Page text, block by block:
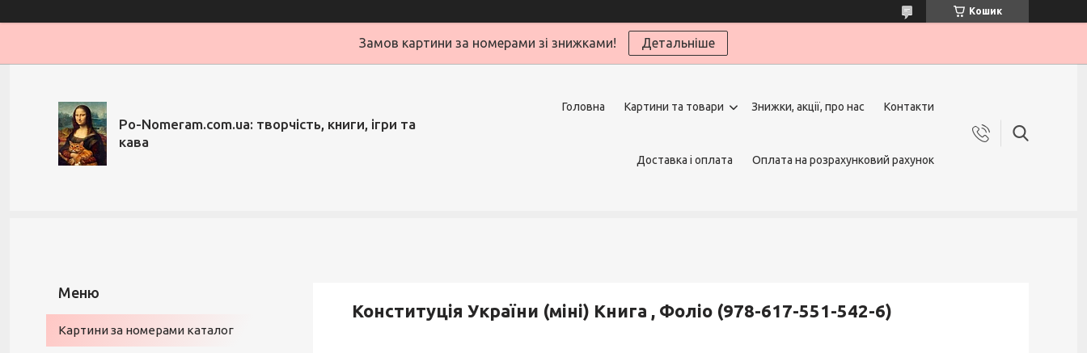
Кошик
Замов картини за номерами зі знижками! Детальніше
Po-Nomeram.com.ua: творчість, книги, ігри та
кава
Головна Картини та товари Знижки, акції, про нас Контакти
Доставка і оплата Оплата на розрахунковий рахунок
Конституцiя України (мiнi) Книга , Фоліо (978-617-551-542-6)
Картини за номерами каталог